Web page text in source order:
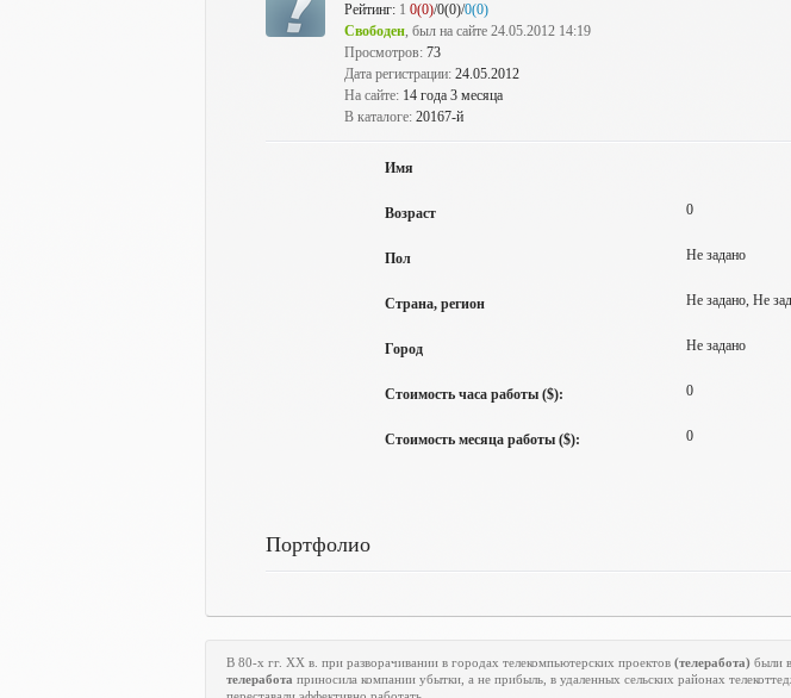
Рейтинг: 1 0(0)/0(0)/0(0)
Свободен, был на сайте 24.05.2012 14:19
Просмотров: 73
Дата регистрации: 24.05.2012
На сайте: 14 года 3 месяца
В каталоге: 20167-й
Имя
Возраст 0
Пол Не задано
Страна, регион Не задано, Не
Город Не задано
Стоимость часа работы ($): 0
Стоимость месяца работы ($): 0
Портфолио
В 80-х гг. XX в. при разворачивании в городах телекомпьютерских проектов (телеработа) были
телеработа приносила компании убытки, а не прибыль, в удаленных сельских районах